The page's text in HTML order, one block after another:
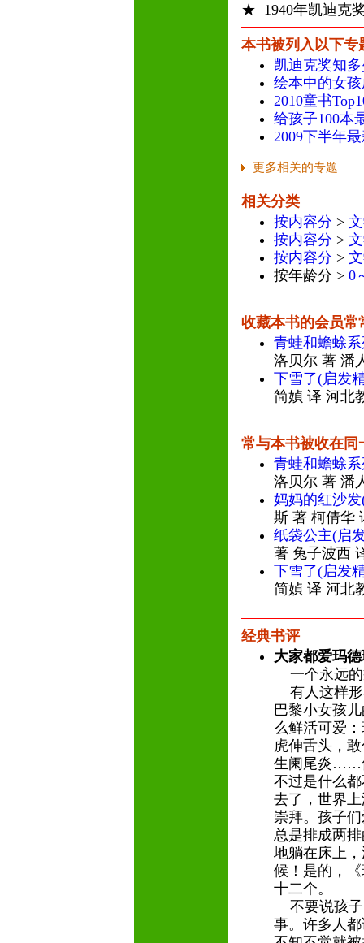
★ 1940年凯迪克
本书被列入以下专
凯迪克奖知多
绘本中的女
2010童书
给孩子100本
2009下半年
更多相关的专题
相关分类
按内容分 >
按内容分 >
按内容分 >
按年龄分 > 0
收藏本书的会员常
青蛙和蟾蜍
洛贝尔 著 潘
下雪了(启发
简媜 译 河北
常与本书被收在同
青蛙和蟾蜍
洛贝尔 著 潘
妈妈的红沙
斯 著 柯倩华
纸袋公主(启
著 兔子波西
下雪了(启发
简媜 译 河北
经典书评
大家都爱玛
一个永远
有人这样形
巴黎小女孩
么鲜活可爱
虎伸舌头，
生阑尾炎……
不过是什么
去了，世界
崇拜。孩子
总是排成两
地躺在床上
候！是的，
十二个。
不要说孩子
事。许多人